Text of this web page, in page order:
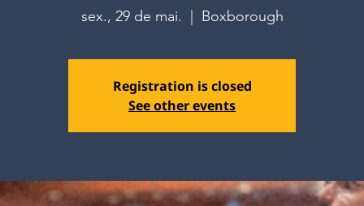
sex., 29 de mai. Boxborough
Registration is closed
See other events